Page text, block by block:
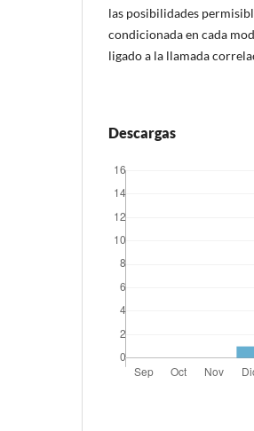
las posibilidades
condicionada en cada
ligado a la llamada
Descargas